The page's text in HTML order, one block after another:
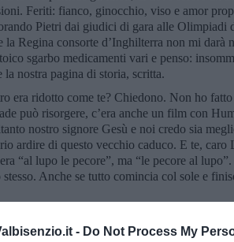
- Do Not Process My
Feriti: fianco, ginocchio, viso e amor
Pietri dai giudici di gara alle Olimpiadi
Regina consorte d’Inghilterra non mi darà
sgarbo medicamenti vari e penso:
nostra pagina di storia, scritta.
era ridotto come te? Chiedono. Non ho fatto
può risorgere, c’era anche un film con
nostro signore Gesù e noi credo sia
ardire di questo vecchio caduco. E te, caro
“al lupo le pecore”, ma “le pecore al lupo”.
Anche se tutto comincia col sole e